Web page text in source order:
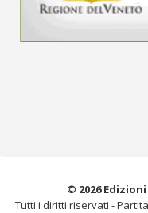
© 2026
Tutti i diritti riservati -